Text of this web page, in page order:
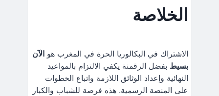
الخلاصة
الاشتراك في البكالوريا الحرة في المغرب هو الآن
بسيط بفضل الرقمنة يكفي الالتزام بالمواعيد
النهائية وإعداد الوثائق اللازمة واتباع الخطوات
على المنصة الرسمية. هذه فرصة للشباب والكبار